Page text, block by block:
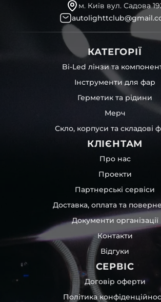
м. Київ вул. Садова
КАТЕГОРІЇ
Bi-Led лінзи та
Інструменти для фар
Герметик та рідини
Мерч
Скло, корпуси та складові
КЛІЄНТАМ
Про нас
Проекти
Партнерські сервіси
Доставка, оплата та
Документи організації
Контакти
Відгуки
СЕРВІС
Договір оферти
Політика